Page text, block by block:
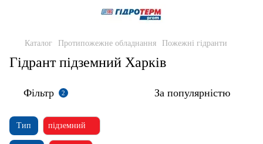
Каталог Протипожежне обладнання Пожежні гідранти
Гідрант підземний Харків
Фільтр 2 За популярністю
Тип підземний